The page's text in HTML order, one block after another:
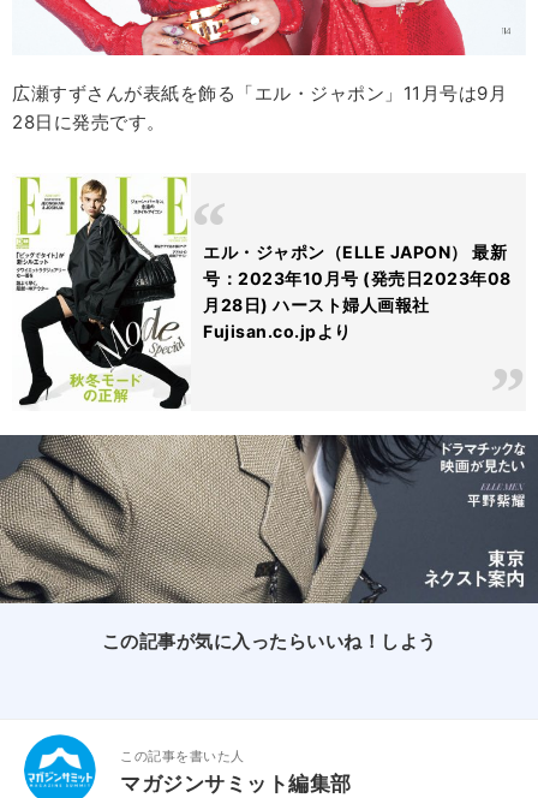
広瀬すずさんが表紙を飾る「エル・ジャポン」11月号は9月
28日に発売です。
エル・ジャポン（ELLE JAPON） 最新
号：2023年10月号 (発売日2023年08
月28日) ハースト婦人画報社
Fujisan.co.jpより
この記事が気に入ったらいいね！しよう
この記事を書いた人
マガジンサミット編集部